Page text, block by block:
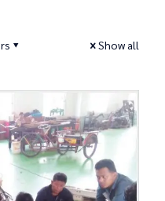
Show all